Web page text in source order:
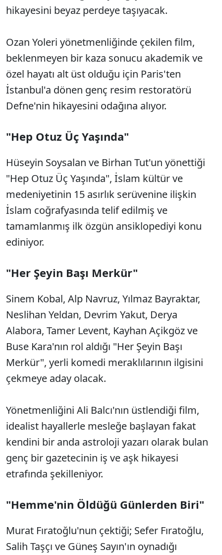
hikayesini beyaz perdeye taşıyacak.
Ozan Yoleri yönetmenliğinde çekilen film,
beklenmeyen bir kaza sonucu akademik ve
özel hayatı alt üst olduğu için Paris'ten
İstanbul'a dönen genç resim restoratörü
Defne'nin hikayesini odağına alıyor.
"Hep Otuz Üç Yaşında"
Hüseyin Soysalan ve Birhan Tut'un yönettiği
"Hep Otuz Üç Yaşında", İslam kültür ve
medeniyetinin 15 asırlık serüvenine ilişkin
İslam coğrafyasında telif edilmiş ve
tamamlanmış ilk özgün ansiklopediyi konu
ediniyor.
"Her Şeyin Başı Merkür"
Sinem Kobal, Alp Navruz, Yılmaz Bayraktar,
Neslihan Yeldan, Devrim Yakut, Derya
Alabora, Tamer Levent, Kayhan Açikgöz ve
Buse Kara'nın rol aldığı "Her Şeyin Başı
Merkür", yerli komedi meraklılarının ilgisini
çekmeye aday olacak.
Yönetmenliğini Ali Balcı'nın üstlendiği film,
idealist hayallerle mesleğe başlayan fakat
kendini bir anda astroloji yazarı olarak bulan
genç bir gazetecinin iş ve aşk hikayesi
etrafında şekilleniyor.
"Hemme'nin Öldüğü Günlerden Biri"
Murat Fıratoğlu'nun çektiği; Sefer Fıratoğlu,
Salih Taşçı ve Güneş Sayın'ın oynadığı